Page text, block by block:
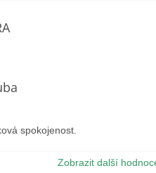
je 5 z 5 hvězdiček.
je 5 z 5 hvězdiček.
spokojenost.
Zobrazit další